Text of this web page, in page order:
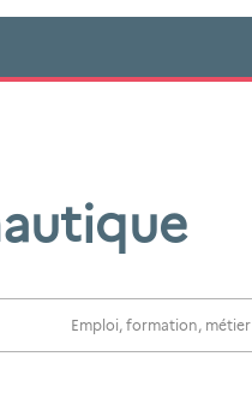
Emploi, formation, métier